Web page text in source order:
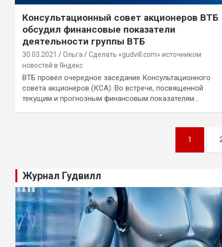
Консультационный совет акционеров ВТБ
обсудил финансовые показатели
деятельности группы ВТБ
30.03.2021 Ольга
Сделать «gudvill.com» источником
новостей в Яндекс
ВТБ провёл очередное заседание Консультационного
совета акционеров (КСА). Во встрече, посвященной
текущим и прогнозным финансовым показателям…
записям
1
Журнал Гудвилл